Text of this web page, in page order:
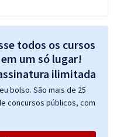
todos os cursos
um só lugar!
bolso. São mais de 25
concursos públicos, com